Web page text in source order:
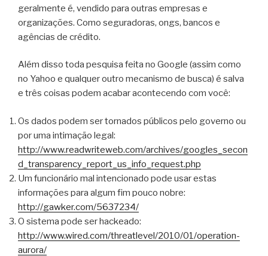
geralmente é, vendido para outras empresas e
organizações. Como seguradoras, ongs, bancos e
agências de crédito.
Além disso toda pesquisa feita no Google (assim como
no Yahoo e qualquer outro mecanismo de busca) é salva
e três coisas podem acabar acontecendo com você:
Os dados podem ser tornados públicos pelo governo ou
por uma intimação legal:
http://www.readwriteweb.com/archives/googles_secon
d_transparency_report_us_info_request.php
Um funcionário mal intencionado pode usar estas
informações para algum fim pouco nobre:
http://gawker.com/5637234/
O sistema pode ser hackeado:
http://www.wired.com/threatlevel/2010/01/operation-
aurora/